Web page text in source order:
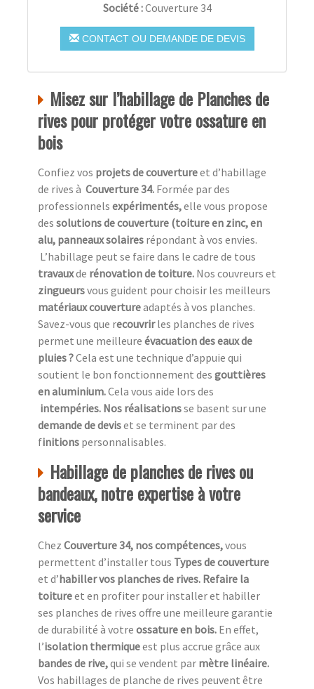
Société :Couverture 34
CONTACT OU DEMANDE DE DEVIS
Misez sur l’habillage de Planches de
rives pour protéger votre ossature en
bois
Confiez vos projets de couvertureet d’habillage
de rives à Couverture 34. Formée par des
professionnels expérimentés,elle vous propose
des solutions de couverture (toiture en zinc, en
alu, panneaux solaires répondant à vos envies.
L’habillage peut se faire dans le cadre de tous
travauxde rénovation de toiture. Nos couvreurs et
zingueursvous guident pour choisir les meilleurs
matériaux couvertureadaptés à vos planches.
Savez-vous que recouvrirles planches de rives
permet une meilleure évacuation des eaux de
pluies ?Cela est une technique d’appuie qui
soutient le bon fonctionnement des gouttières
en aluminium.Cela vous aide lors des
intempéries. Nos réalisationsse basent sur une
demande de deviset se terminent par des
finitions personnalisables.
Habillage de planches de rives ou
bandeaux, notre expertise à votre
service
Chez Couverture 34, nos compétences,vous
permettent d’installer tous Types de couverture
et d’habiller vos planches de rives. Refaire la
toitureet en profiter pour installer et habiller
ses planches de rives offre une meilleure garantie
de durabilité à votre ossature en bois. En effet,
l’isolation thermiqueest plus accrue grâce aux
bandes de rive,qui se vendent par mètre linéaire.
Vos habillages de planche de rives peuvent être